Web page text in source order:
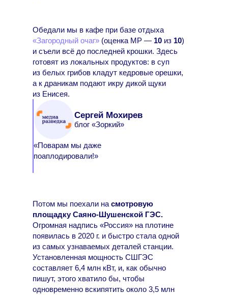
Обедали мы в кафе при базе отдыха
«Загородный очаг» (оценка МР — 10 из 10)
и съели всё до последней крошки. Здесь
готовят из локальных продуктов: в суп
из белых грибов кладут кедровые орешки,
а к драникам подают икру дикой щуки
из Енисея.
Сергей Мохирев
блог «Зоркий»
«Поварам мы даже
поаплодировали!»
Потом мы поехали на смотровую
площадку Саяно-Шушенской ГЭС.
Огромная надпись «Россия» на плотине
появилась в 2020 г. и быстро стала одной
из самых узнаваемых деталей станции.
Установленная мощность СШГЭС
составляет 6,4 млн кВт, и, как обычно
пишут, этого хватило бы, чтобы
одновременно вскипятить около 3,5 млн